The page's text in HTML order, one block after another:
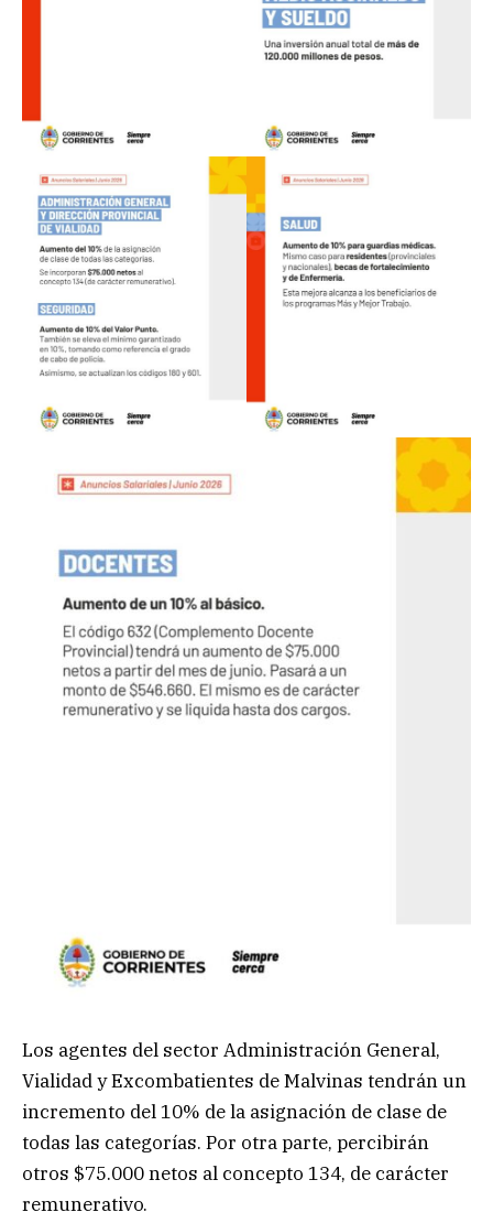
Los agentes del sector Administración General,
Vialidad y Excombatientes de Malvinas tendrán un
incremento del 10% de la asignación de clase de
todas las categorías. Por otra parte, percibirán
otros $75.000 netos al concepto 134, de carácter
remunerativo.